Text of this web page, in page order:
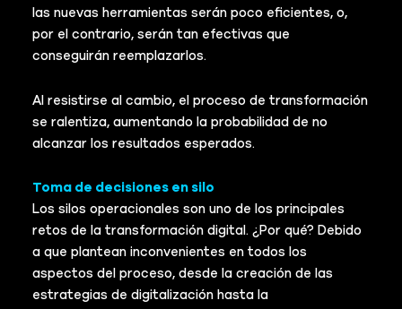
las nuevas herramientas serán poco eficientes, o,
por el contrario, serán tan efectivas que
conseguirán reemplazarlos.
Al resistirse al cambio, el proceso de transformación
se ralentiza, aumentando la probabilidad de no
alcanzar los resultados esperados.
Toma de decisiones en silo
Los silos operacionales son uno de los principales
retos de la transformación digital. ¿Por qué? Debido
a que plantean inconvenientes en todos los
aspectos del proceso, desde la creación de las
estrategias de digitalización hasta la